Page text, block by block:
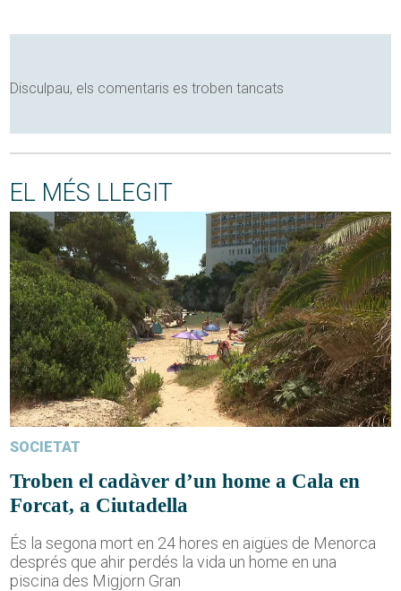
Disculpau, els comentaris es troben tancats
EL MÉS LLEGIT
SOCIETAT
Troben el cadàver d’un home a Cala en
Forcat, a Ciutadella
És la segona mort en 24 hores en aigües de Menorca
després que ahir perdés la vida un home en una
piscina des Migjorn Gran